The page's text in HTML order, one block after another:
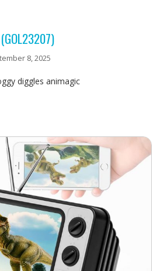
8, 2025
diggles animagic